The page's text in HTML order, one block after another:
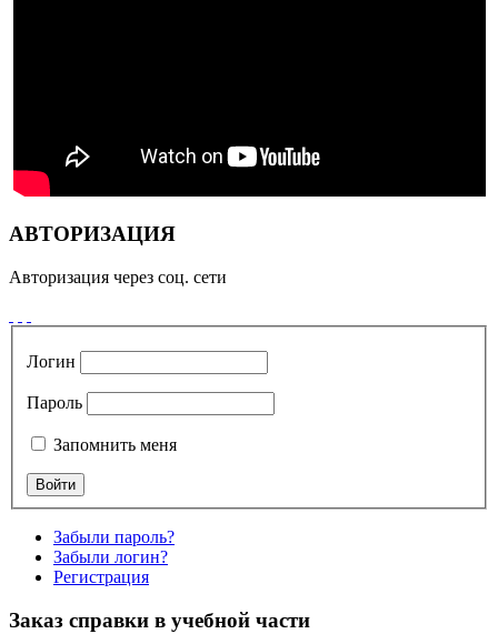
АВТОРИЗАЦИЯ
Авторизация через соц. сети
Логин
Пароль
Запомнить меня
Забыли пароль?
Забыли логин?
Регистрация
Заказ справки в учебной части